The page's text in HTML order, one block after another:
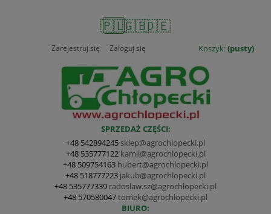
🇵🇱🇬🇧🇩🇪
Koszyk:(pusty)
Zarejestruj się Zaloguj się
SPRZEDAŻ CZĘŚCI:
+48 542894245 sklep@agrochlopecki.pl
+48 535777122 kamil@agrochlopecki.pl
+48 509754163 hubert@agrochlopecki.pl
+48 518777223 jakub@agrochlopecki.pl
+48 535777339 radoslaw.sz@agrochlopecki.pl
+48 570580047tomek@agrochlopecki.pl
BIURO: